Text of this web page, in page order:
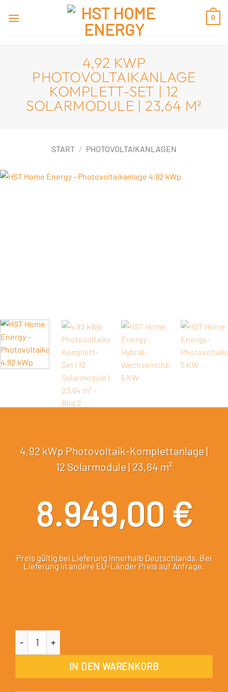
Inhalt
0
4,92 KWP
PHOTOVOLTAIKANLAGE
KOMPLETT-SET | 12
SOLARMODULE | 23,64 M²
START / PHOTOVOLTAIKANLAGEN
4,92 kWp Photovoltaik-Komplettanlage |
12 Solarmodule | 23,64 m²
8.949,00 €
Preis gültig bei Lieferung innerhalb Deutschlands. Bei
Lieferung in andere EU-Länder Preis auf Anfrage.
IN DEN WARENKORB